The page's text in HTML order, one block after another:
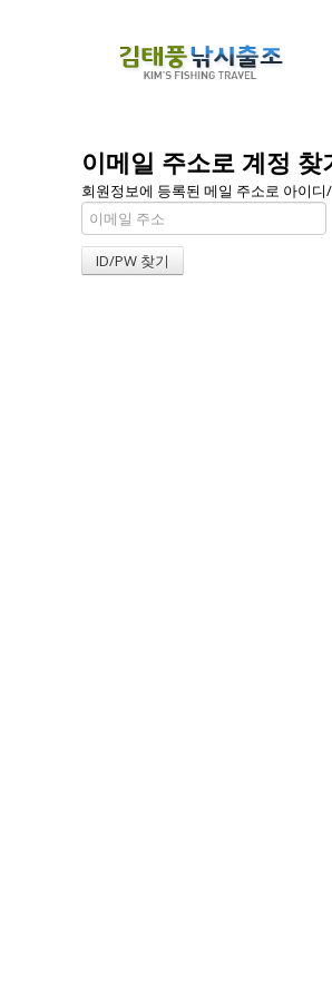
이메일 주소로 계정 찾
회원정보에 등록된 메일 주소로 아이